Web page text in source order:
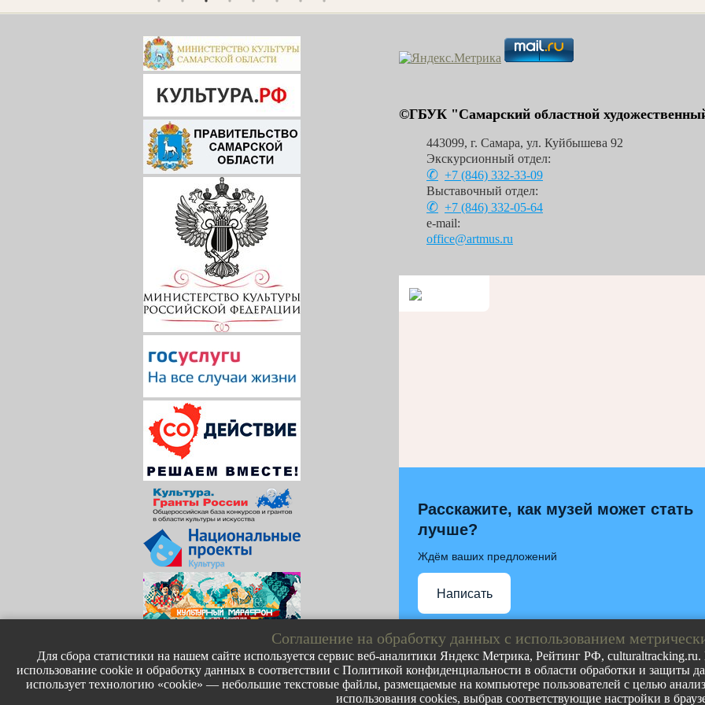
©ГБУК "Самарский областной
443099, г. Самара, ул. Куйбышева 92
Экскурсионный отдел:
+7 (846) 332-33-09
Выставочный отдел:
+7 (846) 332-05-64
e-mail:
office@artmus.ru
Расскажите, как музей может стать
лучше?
Ждём ваших предложений
Написать
Соглашение на обработку данных с использованием
Для сбора статистики на нашем сайте используется сервис веб-аналитики Яндекс Метрика, Рейтинг РФ,
использование cookie и обработку данных в соответствии с Политикой конфиденциальности в области обработки и
использует технологию «cookie» — небольшие текстовые файлы, размещаемые на компьютере пользователей с целью
использования cookies, выбрав соответствующие настройки в
Полное либо частичное воспроизведение любых
допускается с обязательной прямой гиперссылкой на